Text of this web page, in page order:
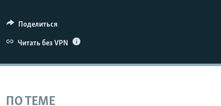
Поделиться
Читать без VPN
ПО ТЕМЕ